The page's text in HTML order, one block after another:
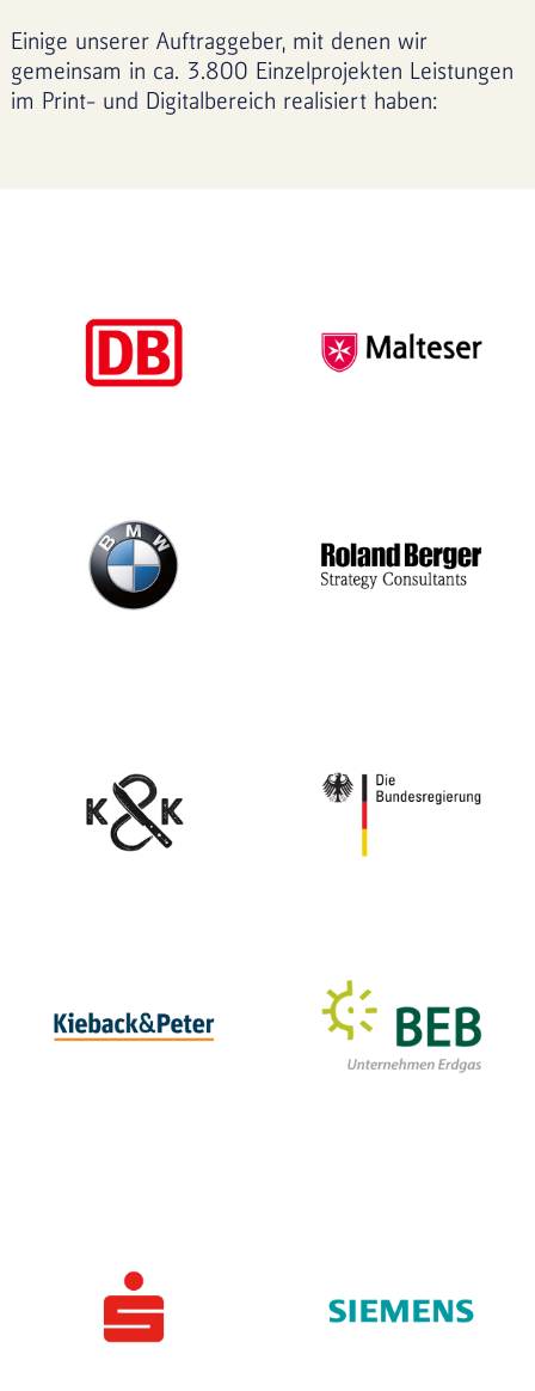
Einige unserer Auftraggeber, mit denen wir
gemeinsam in ca. 3.800 Einzelprojekten Leistungen
im Print- und Digitalbereich realisiert haben: